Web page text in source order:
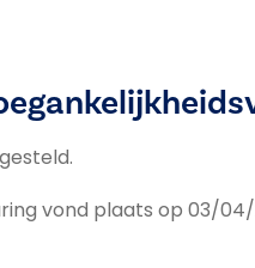
vond plaats op 03/